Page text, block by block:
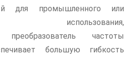
для промышленного или
использования,
преобразователь частоты
большую гибкость